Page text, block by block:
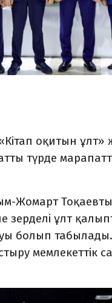
оқитын
түрде
Жомарт
зерделі ұлт
болып табылады.
мемлекеттік